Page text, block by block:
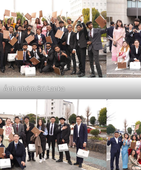
Ảnh nhóm Sri Lanka